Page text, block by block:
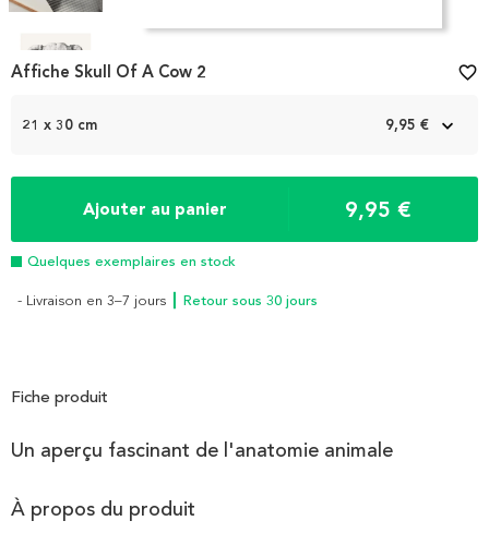
1
21 x 30 cm 9,95 €
Ajouter au panier 9,95 €
Quelques exemplaires en stock
- Livraison en 3–7 jours ┃ Retour sous 30 jours
Affiche Skull Of A Cow 2 favorite_border
Fiche produit
Un aperçu fascinant de l'anatomie animale
À propos du produit